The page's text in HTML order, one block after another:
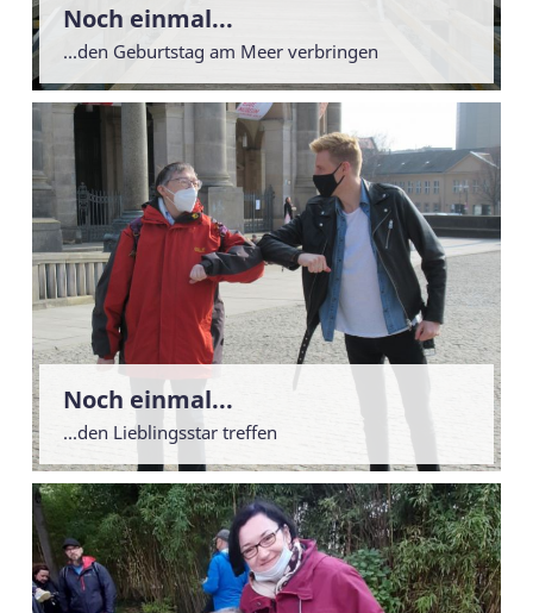
Noch einmal...
...den Geburtstag am Meer verbringen
Noch einmal...
...den Lieblingsstar treffen